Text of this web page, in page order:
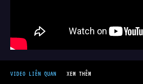
VIDEO LIÊN QUAN XEM THÊM